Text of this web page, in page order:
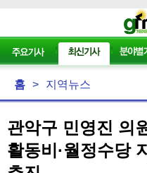
홈 > 지역뉴스
관악구 민영진 의
활동비·월정수당